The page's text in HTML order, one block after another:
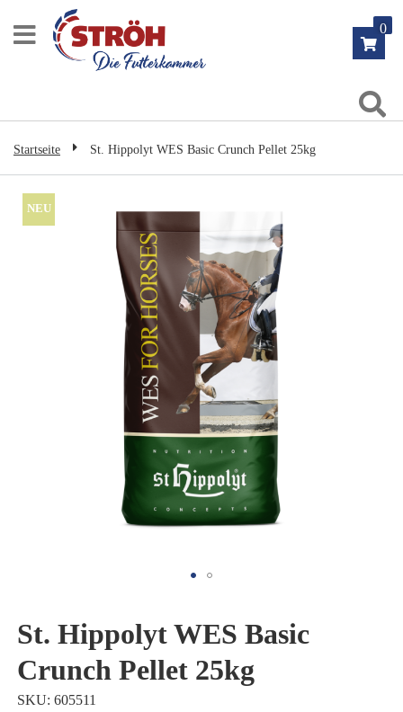
Inhalt
0
Startseite St. Hippolyt WES Basic Crunch Pellet 25kg
Zum
Ende
NEU
Anfang
der
Bildgalerie
springen
St. Hippolyt WES Basic
Crunch Pellet 25kg
SKU 605511